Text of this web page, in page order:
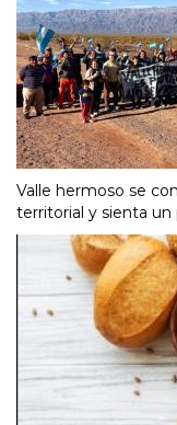
Valle hermoso se
territorial y sienta